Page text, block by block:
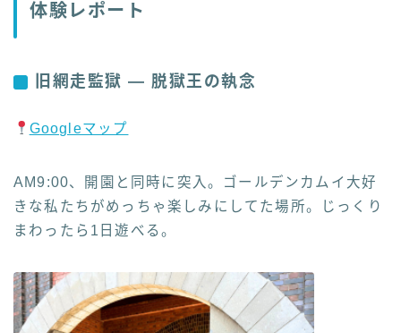
体験レポート
旧網走監獄 — 脱獄王の執念
Googleマップ
AM9:00、開園と同時に突入。ゴールデンカムイ大好
きな私たちがめっちゃ楽しみにしてた場所。じっくり
まわったら1日遊べる。